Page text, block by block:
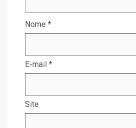
Nome *
E-mail *
Site